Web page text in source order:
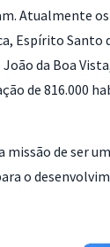
Atualmente
Espírito Santo
da Boa
de 816.000
missão de ser
o